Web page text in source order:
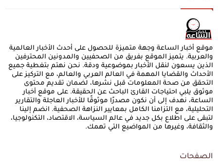
موقع أخبار الساعة وجهة متميزة للحصول على أحدث الأخبار العالمية
والعربية. يتميز الموقع بفريق من الصحفيين والمدونين المحترفين
الذين يسعون لنقل الأخبار بموضوعية ودقة. نحن نهتم بتغطية جميع
الأحداث والقضايا المهمة في العالم العربي والعالم، مع التركيز على
التحقق من صحة المعلومات قبل نشرها، لضمان تقديم محتوى
موثوق يلبي احتياجات القارئ الباحث عن الحقيقة. على موقع أخبار
الساعة، نهدف إلى أن نكون مصدرًا موثوقًا للأخبار العاجلة والتقارير
التحليلية، مع التزامنا الكامل بمعايير النزاهة الصحفية. انضم إلينا
لتبقى على اطلاع بكل جديد في عالم السياسة، الاقتصاد، التكنولوجيا،
والثقافة، وغيرها من المواضيع التي تهمك.
الصفحات